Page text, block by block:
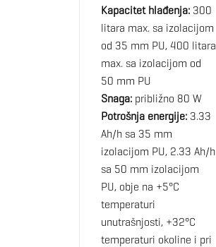
Kapacitet hlađenja:300
litara max. sa izolacijom
od 35 mm PU, 400 litara
max. sa izolacijom od
50 mm PU
Snaga:približno 80 W
Potrošnja energije:3.33
Ah/h sa 35 mm
izolacijom PU, 2.33 Ah/h
sa 50 mm izolacijom
PU, obje na +5°C
temperaturi
unutrašnjosti, +32°C
temperaturi okoline i pri